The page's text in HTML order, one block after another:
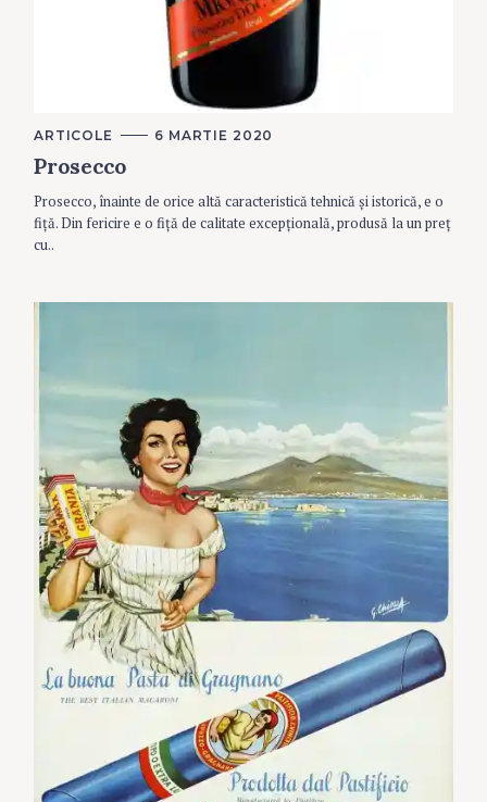
C
T
E
G
O
R
E
ARTICOLE 6 MARTIE 2020
Prosecco
Prosecco, înainte de orice altă caracteristică tehnică și istorică, e o
fiță. Din fericire e o fiță de calitate excepțională, produsă la un preț
cu..
h